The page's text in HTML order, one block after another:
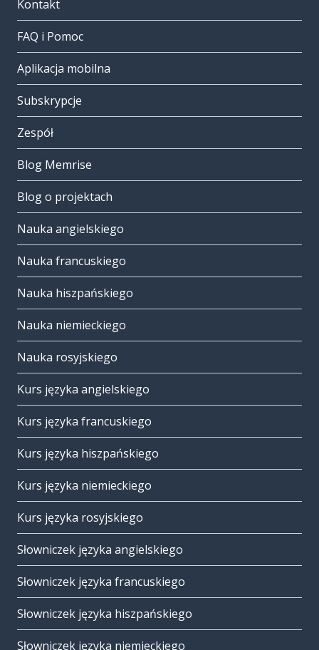
Kontakt
FAQ i Pomoc
Aplikacja mobilna
Subskrypcje
Zespół
Blog Memrise
Blog o projektach
Nauka angielskiego
Nauka francuskiego
Nauka hiszpańskiego
Nauka niemieckiego
Nauka rosyjskiego
Kurs języka angielskiego
Kurs języka francuskiego
Kurs języka hiszpańskiego
Kurs języka niemieckiego
Kurs języka rosyjskiego
Słowniczek języka angielskiego
Słowniczek języka francuskiego
Słowniczek języka hiszpańskiego
Słowniczek języka niemieckiego